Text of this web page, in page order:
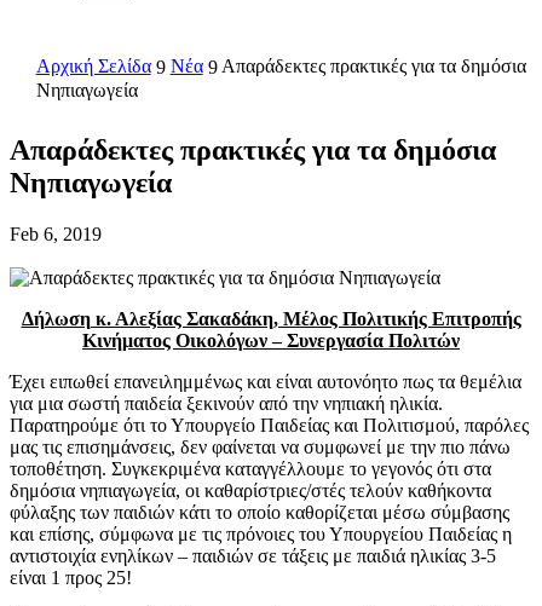
Αρχική Σελίδα 9 Νέα 9 Απαράδεκτες πρακτικές για τα δημόσια
Νηπιαγωγεία
Απαράδεκτες πρακτικές για τα δημόσια
Νηπιαγωγεία
Feb 6, 2019
Δήλωση κ. Αλεξίας Σακαδάκη, Μέλος Πολιτικής Επιτροπής
Κινήματος Οικολόγων – Συνεργασία Πολιτών
Έχει ειπωθεί επανειλημμένως και είναι αυτονόητο πως τα θεμέλια
για μια σωστή παιδεία ξεκινούν από την νηπιακή ηλικία.
Παρατηρούμε ότι το Υπουργείο Παιδείας και Πολιτισμού, παρόλες
μας τις επισημάνσεις, δεν φαίνεται να συμφωνεί με την πιο πάνω
τοποθέτηση. Συγκεκριμένα καταγγέλλουμε το γεγονός ότι στα
δημόσια νηπιαγωγεία, οι καθαρίστριες/στές τελούν καθήκοντα
φύλαξης των παιδιών κάτι το οποίο καθορίζεται μέσω σύμβασης
και επίσης, σύμφωνα με τις πρόνοιες του Υπουργείου Παιδείας η
αντιστοιχία ενηλίκων – παιδιών σε τάξεις με παιδιά ηλικίας 3-5
είναι 1 προς 25!